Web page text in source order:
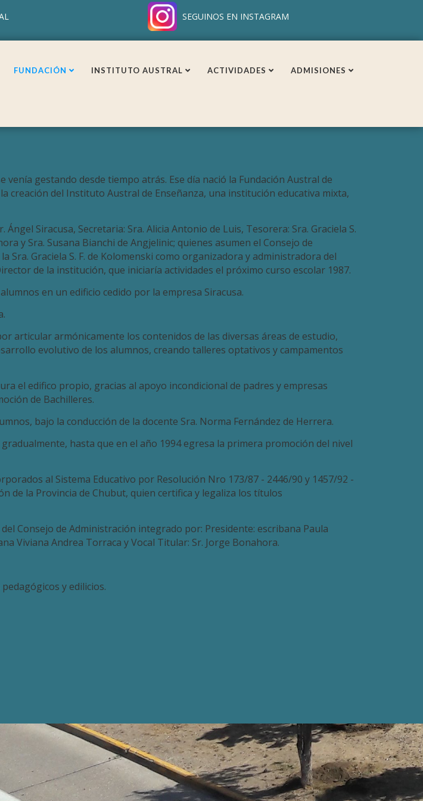
SEGUINOS EN INSTAGRAM
FUNDACIÓN INSTITUTO AUSTRAL ACTIVIDADES ADMISIONES
gestando desde tiempo atrás. Ese día nació la Fundación Austral de
creación del Instituto Austral de Enseñanza, una institución educativa mixta,
Siracusa, Secretaria: Sra. Alicia Antonio de Luis, Tesorera: Sra. Graciela S.
y Sra. Susana Bianchi de Angjelinic; quienes asumen el Consejo de
Graciela S. F. de Kolomenski como organizadora y administradora del
de la institución, que iniciaría actividades el próximo curso escolar 1987.
en un edificio cedido por la empresa Siracusa.
articular armónicamente los contenidos de las diversas áreas de estudio,
evolutivo de los alumnos, creando talleres optativos y campamentos
el edifico propio, gracias al apoyo incondicional de padres y empresas
de Bachilleres.
bajo la conducción de la docente Sra. Norma Fernández de Herrera.
hasta que en el año 1994 egresa la primera promoción del nivel
al Sistema Educativo por Resolución Nro 173/87 - 2446/90 y 1457/92 -
de la Provincia de Chubut, quien certifica y legaliza los títulos
Consejo de Administración integrado por: Presidente: escribana Paula
Viviana Andrea Torraca y Vocal Titular: Sr. Jorge Bonahora.
y edilicios.